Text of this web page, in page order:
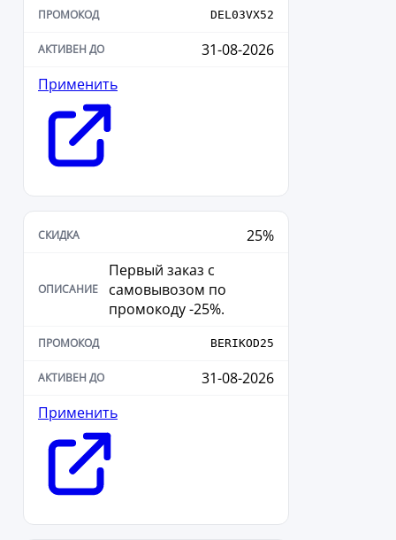
DEL03VX52
31-08-2026
Применить
25%
Первый заказ с
самовывозом по
промокоду -25%.
BERIKOD25
31-08-2026
Применить